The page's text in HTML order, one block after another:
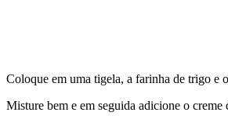
Coloque em uma tigela, a farinha de trigo e
Misture bem e em seguida adicione o creme